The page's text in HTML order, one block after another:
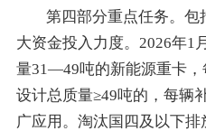
第四部分重点任务。包
大资金投入力度。2026年1
量31—49吨的新能源重卡
设计总质量≥49吨的，每辆
广应用。淘汰国四及以下